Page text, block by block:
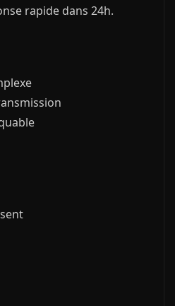
rapide dans 24h.